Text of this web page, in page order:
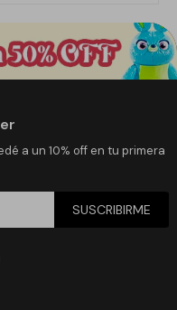
a un 10% off en tu primera
SUSCRIBIRME